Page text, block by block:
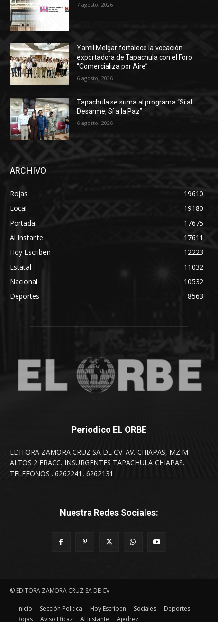
7 agosto, 2026
Yamil Melgar fortalece la vocación
exportadora de Tapachula con el Foro
“Comercializa por Aire”
6 agosto, 2026
Tapachula se suma al programa “Sí al
Desarme, Sí a la Paz”
6 agosto, 2026
ARCHIVO
Rojas
19610
Local
19180
Portada
17675
Al Instante
17611
Hoy Escriben
12223
Estatal
11032
Nacional
10532
Deportes
8563
Periodico EL ORBE
EDITORA ZAMORA CRUZ SA DE CV. AV. CHIAPAS, MZ M
ALTOS 2 FRACC. INSURGENTES TAPACHULA CHIAPAS.
TELEFONOS . 6262241, 6262131
Nuestra Redes Sociales:
© EDITORA ZAMORA CRUZ SA DE CV
Inicio Sección Politica Hoy Escriben Sociales
Deportes
Rojas
Aviso Eficaz Al Instante Ajedrez